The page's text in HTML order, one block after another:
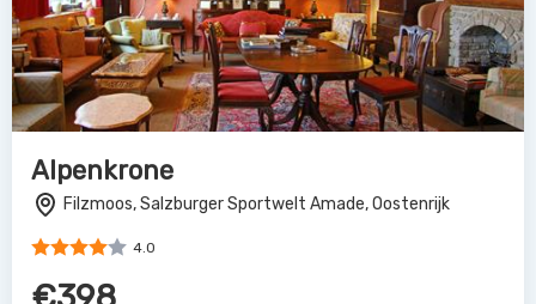
Alpenkrone
Filzmoos, Salzburger Sportwelt Amade, Oostenrijk
4.0